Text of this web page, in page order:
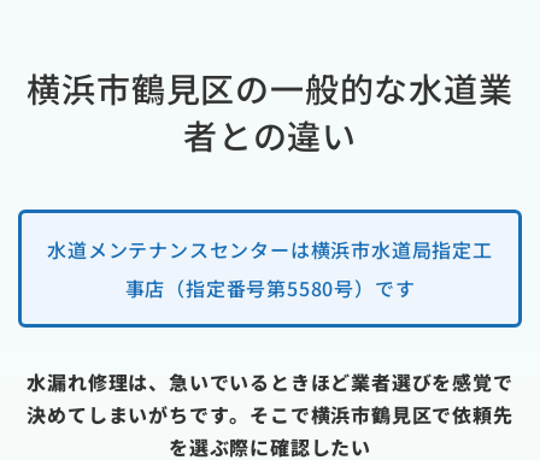
横浜市鶴見区の一般的な水道業
者との違い
水道メンテナンスセンターは横浜市水道局指定工
事店（指定番号第5580号）です
水漏れ修理は、急いでいるときほど業者選びを感覚で
決めてしまいがちです。そこで横浜市鶴見区で依頼先
を選ぶ際に確認したい